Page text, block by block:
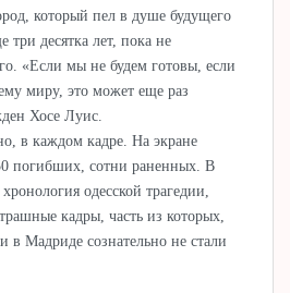
который пел в душе будущего
три десятка лет, пока не
«Если мы не будем готовы, если
миру, это может еще раз
Хосе Луис.
в каждом кадре. На экране
погибших, сотни раненных. В
одесской трагедии,
кадры, часть из которых,
в Мадриде сознательно не стали